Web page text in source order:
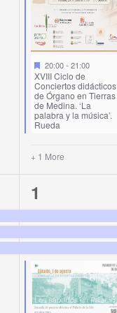
20:00-21:00
XVIII Ciclo de
Conciertos didácticos
de Órgano en Tierras
de Medina. ‘La
palabra y la música’.
Rueda
+ 1 More
4
events,
1